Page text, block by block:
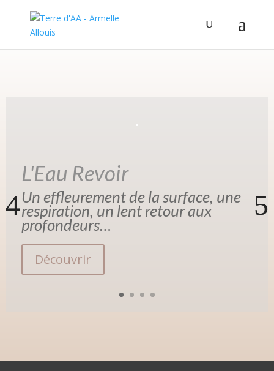
L'Eau Revoir
Un effleurement de la surface, une
respiration, un lent retour aux
profondeurs…
Découvrir